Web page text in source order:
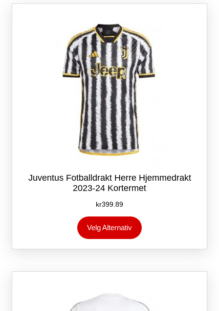
Juventus Fotballdrakt Herre Hjemmedrakt
2023-24 Kortermet
kr399.89
Velg Alternativ
produktet
flere
Alternativene
på